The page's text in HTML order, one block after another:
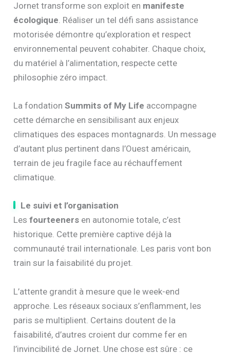
Jornet transforme son exploit en manifeste
écologique. Réaliser un tel défi sans assistance
motorisée démontre qu’exploration et respect
environnemental peuvent cohabiter. Chaque choix,
du matériel à l’alimentation, respecte cette
philosophie zéro impact.
La fondationSummits of My Life accompagne
cette démarche en sensibilisant aux enjeux
climatiques des espaces montagnards. Un message
d’autant plus pertinent dans l’Ouest américain,
terrain de jeu fragile face au réchauffement
climatique.
Le suivi et l’organisation
Lesfourteeners en autonomie totale, c’est
historique. Cette première captive déjà la
communauté trail internationale. Les paris vont bon
train sur la faisabilité du projet.
L’attente grandit à mesure que le week-end
approche. Les réseaux sociaux s’enflamment, les
paris se multiplient. Certains doutent de la
faisabilité, d’autres croient dur comme fer en
l’invincibilité de Jornet. Une chose est sûre : ce